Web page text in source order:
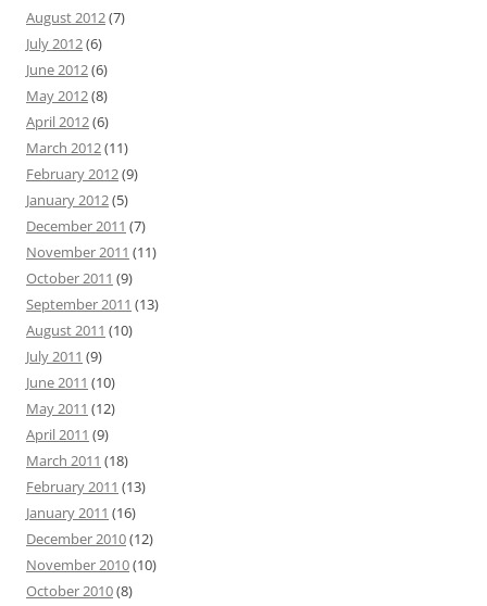
August 2012(7)
July 2012(6)
June 2012(6)
May 2012(8)
April 2012(6)
March 2012(11)
February 2012(9)
January 2012(5)
December 2011 (7)
November 2011 (11)
October 2011 (9)
September 2011 (13)
August 2011 (10)
July 2011 (9)
June 2011 (10)
May 2011 (12)
April 2011 (9)
March 2011 (18)
February 2011 (13)
January 2011 (16)
December 2010(12)
November 2010(10)
October 2010(8)